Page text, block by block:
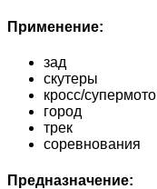
Применение:
зад
скутеры
кросс/супермото
город
трек
соревнования
Предназначение: